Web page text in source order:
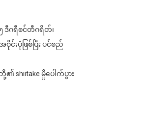
ဒီဂရီစင်တီဂရိတ်၊
းပုံဖြစ်ပြီး ပင်စည်
shiitake မှိုပေါက်ပွား